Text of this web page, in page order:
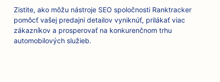
Zistite, ako môžu nástroje SEO spoločnosti Ranktracker
pomôcť vašej predajni detailov vyniknúť, prilákať viac
zákazníkov a prosperovať na konkurenčnom trhu
automobilových služieb.